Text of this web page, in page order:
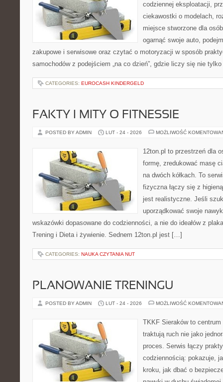
codziennej eksploatacji,
ciekawostki o modelach,
miejsce stworzone dla
ogarnąć swoje auto,
zakupowe i serwisowe oraz czytać o motoryzacji w sposób
samochodów z podejściem „na co dzień”, gdzie liczy się nie
CATEGORIES: EUROCASH KINDERGELD
FAKTY I MITY O FITNESSIE
POSTED BY ADMIN LUT - 24 - 2026 MOŻLIWOŚĆ
12ton.pl to przestrzeń dla
formę, zredukować masę
na dwóch kółkach. To
fizyczna łączy się z
jest realistyczne. Jeśli
uporządkować swoje
wskazówki dopasowane do codzienności, a nie do ideałów z
Trening i Dieta i żywienie. Sednem 12ton.pl jest […]
CATEGORIES: NAUKA CZYTANIA NUT
PLANOWANIE TRENINGU
POSTED BY ADMIN LUT - 24 - 2026 MOŻLIWOŚĆ
TKKF Sieraków to
traktują ruch nie jako
proces. Serwis łączy
codziennością: pokazuje,
kroku, jak dbać o